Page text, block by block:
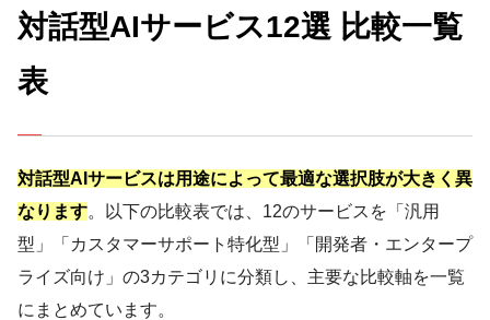
対話型AIサービス12選 比較一覧
表
対話型AIサービスは用途によって最適な選択肢が大きく異
なります。以下の比較表では、12のサービスを「汎用
型」「カスタマーサポート特化型」「開発者・エンタープ
ライズ向け」の3カテゴリに分類し、主要な比較軸を一覧
にまとめています。